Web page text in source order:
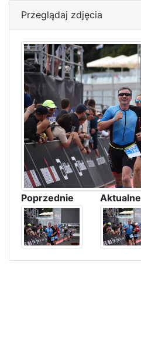
Przeglądaj zdjęcia
Poprzednie Aktualne